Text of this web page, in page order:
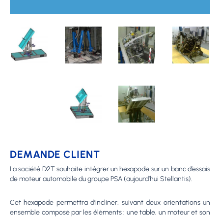
DEMANDE CLIENT
La société D2T souhaite intégrer un hexapode sur un banc d’essais
de moteur automobile du groupe PSA (aujourd’hui Stellantis).
Cet hexapode permettra d’incliner, suivant deux orientations un
ensemble composé par les éléments : une table, un moteur et son